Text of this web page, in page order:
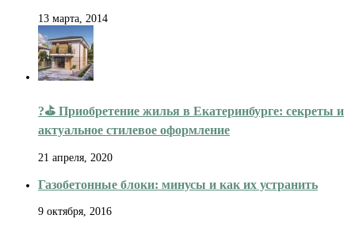
13 марта, 2014
?️⛳ Приобретение жилья в Екатеринбурге: секреты и
актуальное стилевое оформление
21 апреля, 2020
Газобетонные блоки: минусы и как их устранить
9 октября, 2016